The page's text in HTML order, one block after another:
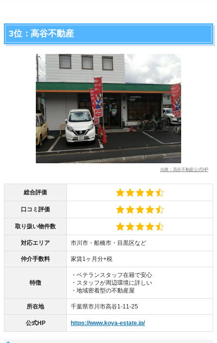
3位：高谷不動産
出典：高谷不動産公式HP
総合評価
口コミ評価
取り扱い物件数
対応エリア 市川市・船橋市・目黒区など
仲介手数料 家賃1ヶ月分+税
特徴
・ベテランスタッフ在籍で安心
・スタッフが周辺環境に詳しい
・地域密着型の不動産屋
所在地 千葉県市川市高谷1-11-25
公式HP https://www.koya-estate.jp/